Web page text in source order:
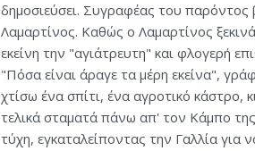
δημοσιεύσει. Συγραφέας του παρόντος
Λαμαρτίνος. Καθώς ο Λαμαρτίνος
εκείνη την "αγιάτρευτη" και φλογερή
"Πόσα είναι άραγε τα μέρη εκείνα",
χτίσω ένα σπίτι, ένα αγροτικό κάστρο,
τελικά σταματά πάνω απ' τον Κάμπο
τύχη, εγκαταλείποντας την Γαλλία